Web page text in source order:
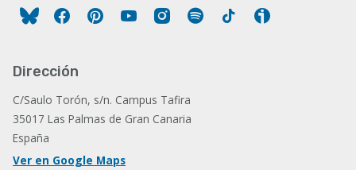
FacebookPinterestYouTubeInstagram
Spotify Tiktok
Dirección
C/Saulo Torón, s/n. Campus Tafira
35017 Las Palmas de Gran Canaria
España
Ver en Google Maps